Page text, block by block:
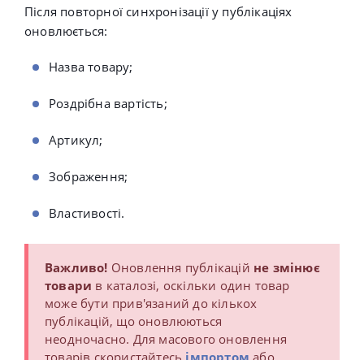
Після повторної синхронізації у публікаціях
оновлюється:
Назва товару;
Роздрібна вартість;
Артикул;
Зображення;
Властивості.
Важливо! Оновлення публікацій не змінює
товари в каталозі, оскільки один товар
може бути прив'язаний до кількох
публікацій, що оновлюються
неодночасно. Для масового оновлення
товарів скористайтесь імпортом або